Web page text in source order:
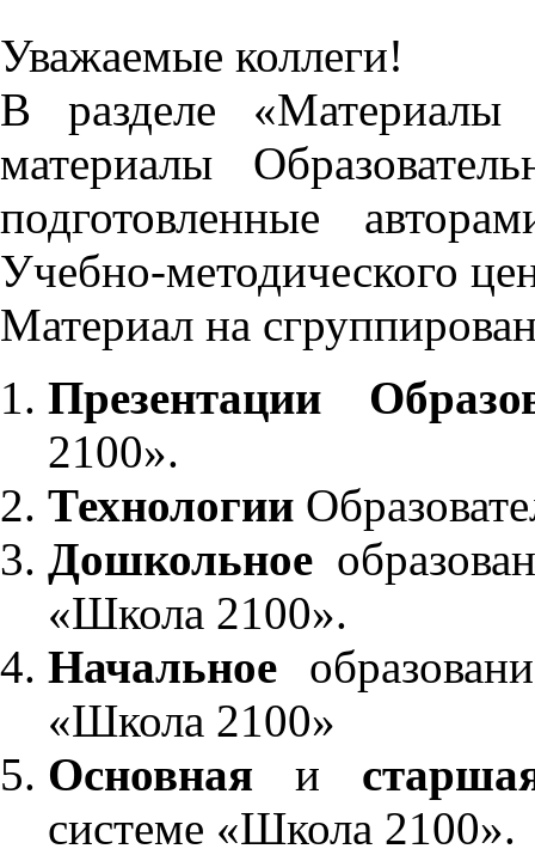
Уважаемые коллеги!
В разделе «Материалы
материалы
подготовленные
Учебно-методического
Материал на
Презентации
2100».
Технологии
Дошкольное
«Школа 2100».
Начальное
«Школа 2100»
Основнаяи
системе «Школа 2100».